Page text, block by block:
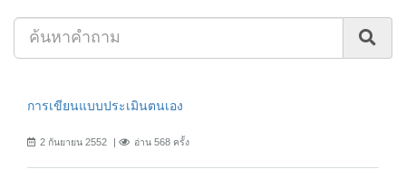
การเขียนแบบประเมินตนเอง
2 กันยายน 2552 อ่าน 568 ครั้ง